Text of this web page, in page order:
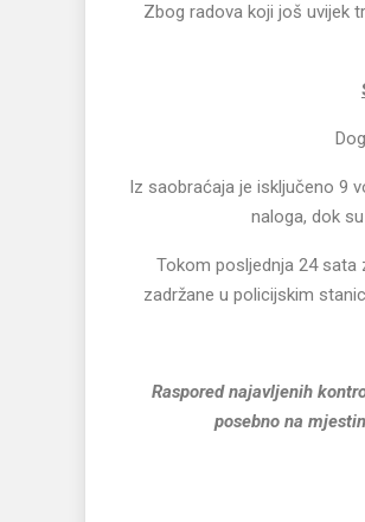
Zbog radova koji još uvijek
Iz saobraćaja je isključeno 9
naloga, dok
Tokom posljednja 24 sata
zadržane u policijskim
Raspored najavljenih
posebno na